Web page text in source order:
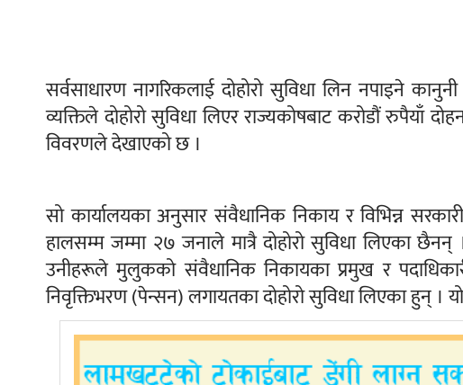
सर्वसाधारण नागरिकलाई दोहोरो सुविधा लिन नपाइने
व्यक्तिले दोहोरो सुविधा लिएर राज्यकोषबाट करोडौं रुपैयाँ
विवरणले देखाएको छ ।
सो कार्यालयका अनुसार संवैधानिक निकाय र विभिन्न
हालसम्म जम्मा २७ जनाले मात्रै दोहोरो सुविधा लिएका
उनीहरूले मुलुकको संवैधानिक निकायका प्रमुख र
निवृक्तिभरण (पेन्सन) लगायतका दोहोरो सुविधा लिएका हुन् ।